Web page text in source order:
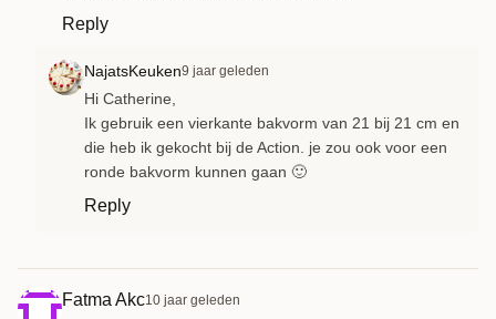
Reply
NajatsKeuken9 jaar geleden
Hi Catherine,
Ik gebruik een vierkante bakvorm van 21 bij 21 cm en
die heb ik gekocht bij de Action. je zou ook voor een
ronde bakvorm kunnen gaan 🙂
Reply
Fatma Akc10 jaar geleden